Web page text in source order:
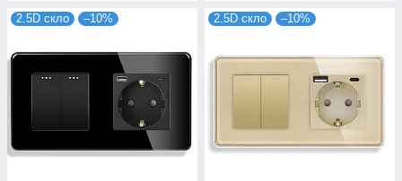
2.5D скло –10% 2.5D скло –10%